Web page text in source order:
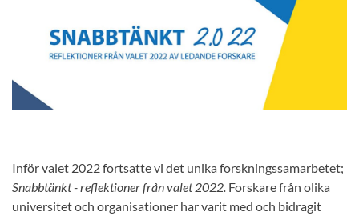
Inför valet 2022 fortsatte vi det unika forskningssamarbetet;
Snabbtänkt - reflektioner från valet 2022. Forskare från olika
universitet och organisationer har varit med och bidragit